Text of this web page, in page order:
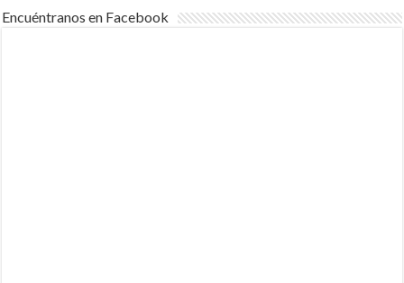
Encuéntranos en Facebook